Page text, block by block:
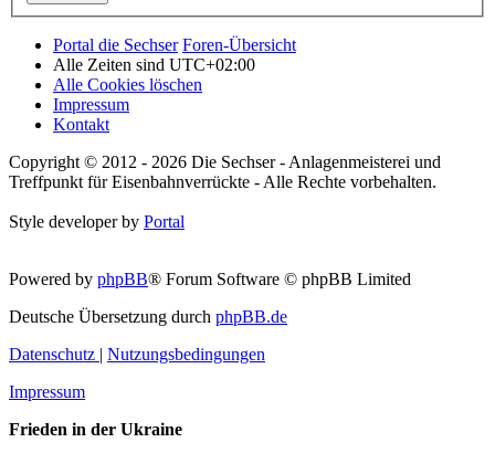
Portal die Sechser Foren-Übersicht
Alle Zeiten sind UTC+02:00
Alle Cookies löschen
Impressum
Kontakt
Copyright © 2012 - 2026 Die Sechser - Anlagenmeisterei und
Treffpunkt für Eisenbahnverrückte - Alle Rechte vorbehalten.
Style developer by Portal
Powered by phpBB® Forum Software © phpBB Limited
Deutsche Übersetzung durch phpBB.de
Datenschutz | Nutzungsbedingungen
Impressum
Frieden in der Ukraine